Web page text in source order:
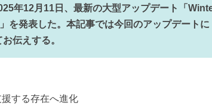
年12月11日、最新の大型アップデート「
を発表した。本記事では今回のアップデートに
伝えする。
する存在へ進化